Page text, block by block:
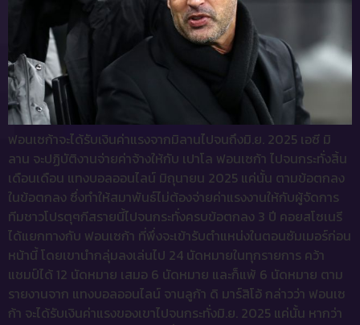
ฟอนเซก้าจะได้รับเงินค่าแรงจากมิลานไปจนถึงมิ.ย. 2025 เอซี มิ
ลาน จะปฏิบัติงานจ่ายค่าจ้างให้กับ เปาโล ฟอนเซก้า ไปจนกระทั่งสิ้น
เดือนเดือน แทงบอลออนไลน์ มิถุนายน 2025 แค่นั้น ตามข้อตกลง
ในข้อตกลง ซึ่งทำให้สมาพันธ์ไม่ต้องจ่ายค่าแรงงานให้กับผู้จัดการ
ทีมชาวโปรตุๆกีสรายนี้ไปจนกระทั่งครบข้อตกลง 3 ปี คอยสโซเนรี
ได้แยกทางกับ ฟอนเซก้า ที่พึ่งจะเข้ารับตำแหน่งในตอนซัมเมอร์ก่อน
หน้านี้ โดยเขานำกลุ่มลงเล่นไป 24 นัดหมายในทุกรายการ คว้า
แชมป์ได้ 12 นัดหมาย เสมอ 6 นัดหมาย และก็แพ้ 6 นัดหมาย ตาม
รายงานจาก แทงบอลออนไลน์ จานลูก้า ดิ มาร์สิโอ้ กล่าวว่า ฟอนเซ
ก้า จะได้รับเงินค่าแรงของเขาไปจนกระทั่งมิ.ย. 2025 แค่นั้น หากว่า